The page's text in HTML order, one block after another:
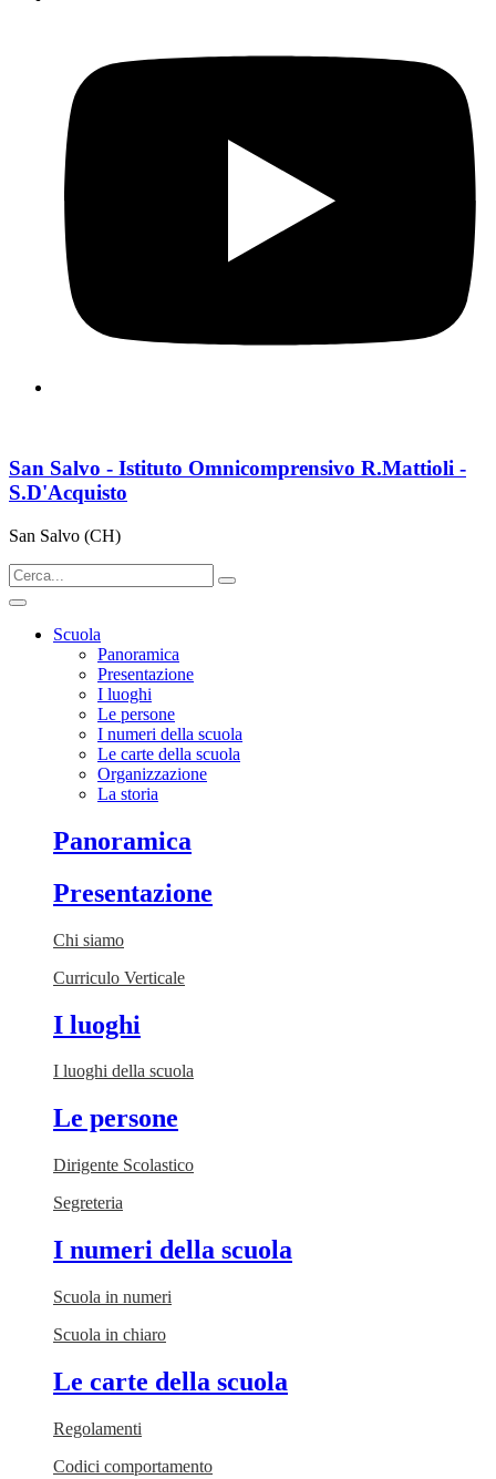
San Salvo - Istituto Omnicomprensivo R.Mattioli -
S.D'Acquisto
San Salvo (CH)
Scuola
Panoramica
Presentazione
I luoghi
Le persone
I numeri della scuola
Le carte della scuola
Organizzazione
La storia
Panoramica
Presentazione
Chi siamo
Curriculo Verticale
I luoghi
I luoghi della scuola
Le persone
Dirigente Scolastico
Segreteria
I numeri della scuola
Scuola in numeri
Scuola in chiaro
Le carte della scuola
Regolamenti
Codici comportamento